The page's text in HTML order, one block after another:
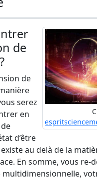
de
de
serez
en
d’être
au delà de la
En somme, vous re-
multidimensionnelle,